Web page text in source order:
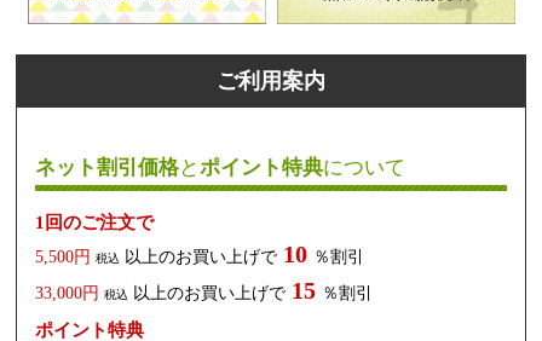
ご利用案内
ネット割引価格とポイント特典について
1回のご注文で
5,500円 税込 以上のお買い上げで 10 ％割引
33,000円 税込 以上のお買い上げで 15 ％割引
ポイント特典